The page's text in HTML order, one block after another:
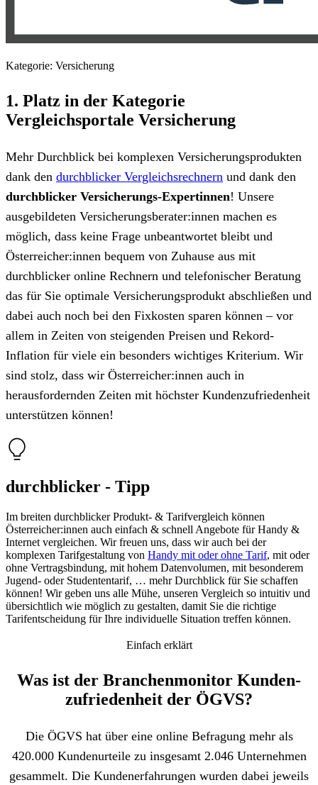
Kategorie: Versicherung
1. Platz in der Kategorie
Vergleichsportale Versicherung
Mehr Durchblick bei komplexen Versicherungsprodukten
dank den durchblicker Vergleichsrechnern und dank den
durchblicker Versicherungs-Expertinnen! Unsere
ausgebildeten Versicherungsberater:innen machen es
möglich, dass keine Frage unbeantwortet bleibt und
Österreicher:innen bequem von Zuhause aus mit
durchblicker online Rechnern und telefonischer Beratung
das für Sie optimale Versicherungsprodukt abschließen und
dabei auch noch bei den Fixkosten sparen können – vor
allem in Zeiten von steigenden Preisen und Rekord-
Inflation für viele ein besonders wichtiges Kriterium. Wir
sind stolz, dass wir Österreicher:innen auch in
herausfordernden Zeiten mit höchster Kundenzufriedenheit
unterstützen können!
durchblicker - Tipp
Im breiten durchblicker Produkt- & Tarifvergleich können
Österreicher:innen auch einfach & schnell Angebote für Handy &
Internet vergleichen. Wir freuen uns, dass wir auch bei der
komplexen Tarifgestaltung von Handy mit oder ohne Tarif, mit oder
ohne Vertragsbindung, mit hohem Datenvolumen, mit besonderem
Jugend- oder Studententarif, … mehr Durchblick für Sie schaffen
können! Wir geben uns alle Mühe, unseren Vergleich so intuitiv und
übersichtlich wie möglich zu gestalten, damit Sie die richtige
Tarifentscheidung für Ihre individuelle Situation treffen können.
Einfach erklärt
Was ist der Branchenmonitor Kunden­
zufriedenheit der ÖGVS?
Die ÖGVS hat über eine online Befragung mehr als
420.000 Kundenurteile zu insgesamt 2.046 Unternehmen
gesammelt. Die Kundenerfahrungen wurden dabei jeweils